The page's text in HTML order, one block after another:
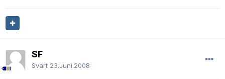
SF
Svart 23.Juni.2008